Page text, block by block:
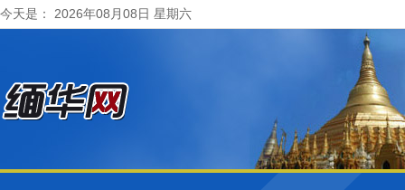
今天是： 2026年08月08日 星期六